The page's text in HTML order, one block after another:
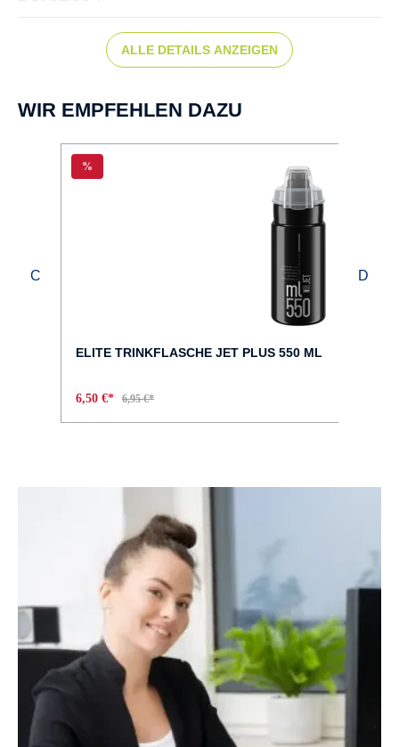
schwarz
FELGEN :
GEWICHT :
ca. 16,5 Kg
HINTERRADNABE :
Shimano Nexus 7-Gang, mit Rücktritt
KETTENSCHUTZ :
KURBELGARNITUR :
SR SUNTOUR CW17, 38T
ALLE DETAILS ANZEIGEN
WIR EMPFEHLEN DAZU
%
ELITE TRINKFLASCHE JET PLUS 550 ML
6,50 €* 6,95 €*